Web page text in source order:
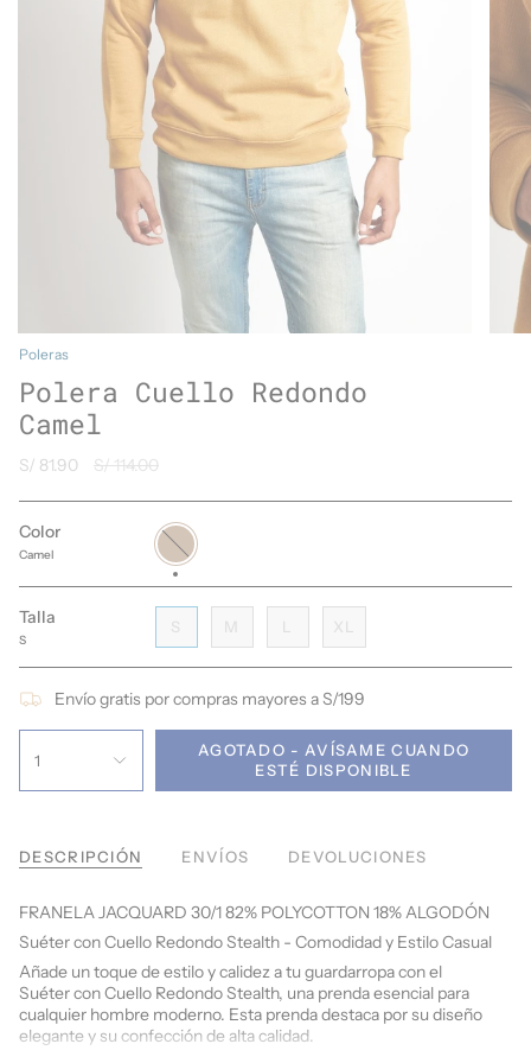
Poleras
Polera Cuello Redondo
Camel
S/ 81.90
Precio
S/ 114.00
Color
Camel
Camel
Talla
S
S M L XL
Envío gratis por compras mayores a S/199
1
AGOTADO - AVÍSAME CUANDO
ESTÉ DISPONIBLE
DESCRIPCIÓN ENVÍOS DEVOLUCIONES
FRANELA JACQUARD 30/1 82% POLYCOTTON 18% ALGODÓN
Suéter con Cuello Redondo Stealth - Comodidad y Estilo Casual
Añade un toque de estilo y calidez a tu guardarropa con el
Suéter con Cuello Redondo Stealth, una prenda esencial para
cualquier hombre moderno. Esta prenda destaca por su diseño
elegante y su confección de alta calidad.